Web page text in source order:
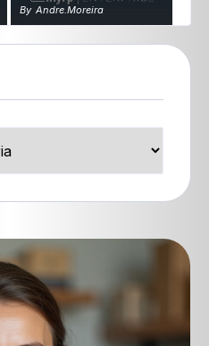
By Andre.moreira